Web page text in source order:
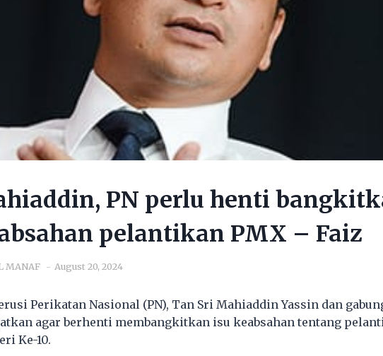
PN perlu henti
pelantikan PMX – Faiz
MANAF August 20, 2024
Perikatan Nasional (PN), Tan Sri Mahiaddin Yassin dan
agar berhenti membangkitkan isu keabsahan tentang
Ke-10.